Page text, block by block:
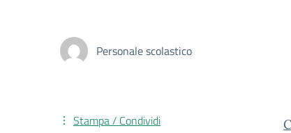
Personale scolastico
Stampa / Condividi